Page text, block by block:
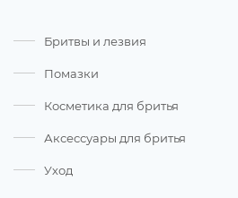
Бритвы и лезвия
Помазки
Косметика для бритья
Аксессуары для бритья
Уход